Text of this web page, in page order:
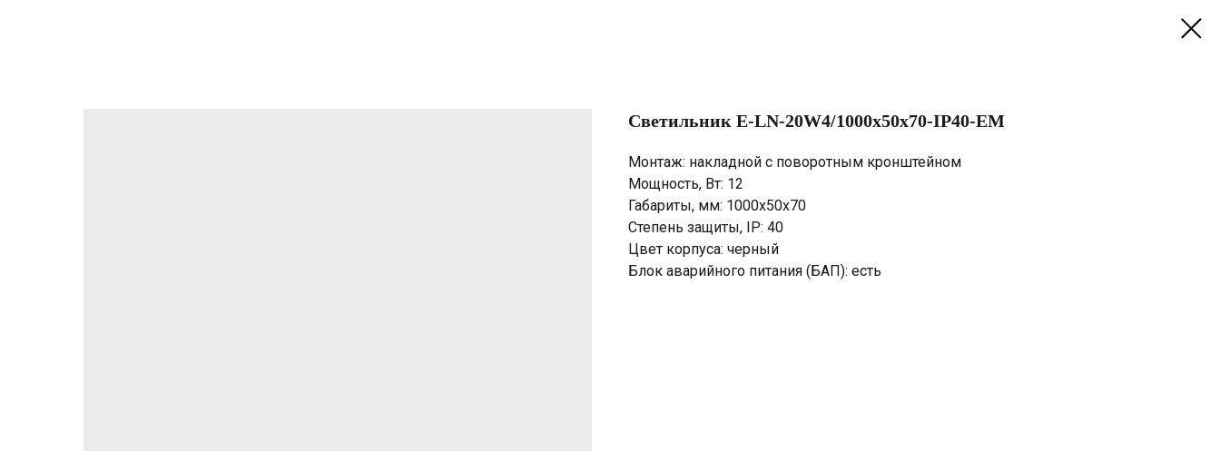
Светильник E-LN-20W4/1000х50х70-IP40-EM
Монтаж: накладной с поворотным кронштейном
Мощность, Вт: 12
Габариты, мм: 1000х50х70
Степень защиты, IP: 40
Цвет корпуса: черный
Блок аварийного питания (БАП): есть